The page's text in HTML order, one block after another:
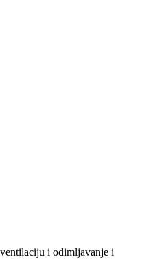
i odimljavanje i